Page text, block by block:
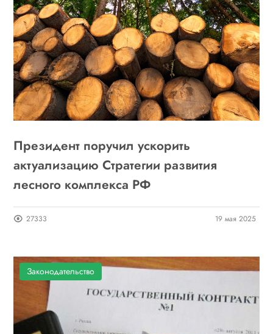
Президент поручил ускорить
актуализацию Стратегии развития
лесного комплекса РФ
27333 19 мая 2025
Законодательство